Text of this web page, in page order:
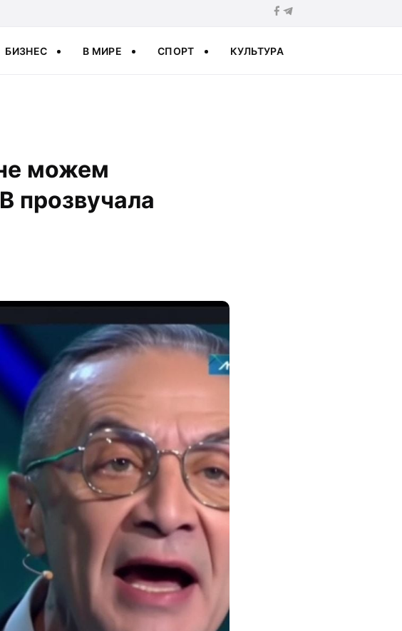
БИЗНЕС В МИРЕ СПОРТ КУЛЬТУРА
можем
прозвучала